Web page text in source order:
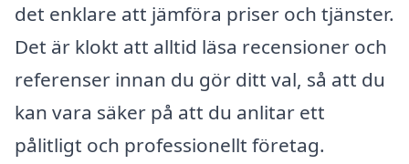
det enklare att jämföra priser och tjänster.
Det är klokt att alltid läsa recensioner och
referenser innan du gör ditt val, så att du
kan vara säker på att du anlitar ett
pålitligt och professionellt företag.